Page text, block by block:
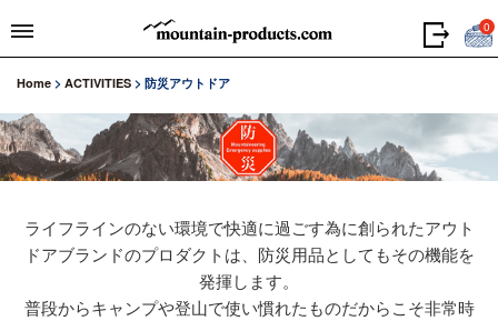
0
Home > ACTIVITIES > 防災アウトドア
ライフラインのない環境で快適に過ごす為に創られたアウト
ドアブランドのプロダクトは、防災用品としてもその機能を
発揮します。
普段からキャンプや登山で使い慣れたものだからこそ非常時